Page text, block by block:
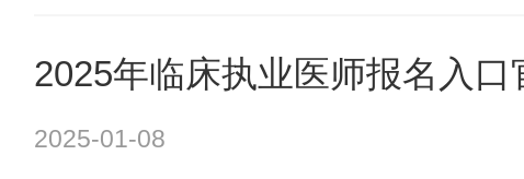
2025年临床执业医师报名入
2025-01-08